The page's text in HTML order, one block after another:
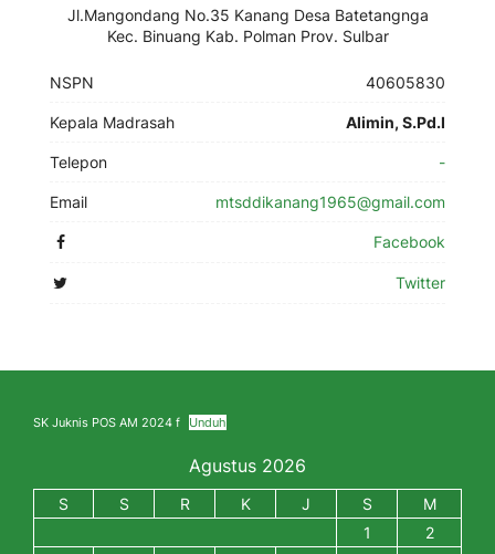
Jl.Mangondang No.35 Kanang Desa Batetangnga
Kec. Binuang Kab. Polman Prov. Sulbar
NSPN 40605830
Kepala Madrasah Alimin, S.Pd.I
Telepon -
Email mtsddikanang1965@gmail.com
Facebook
Twitter
SK Juknis POS AM 2024 f Unduh
Agustus 2026
S S R K J S
M
1
2